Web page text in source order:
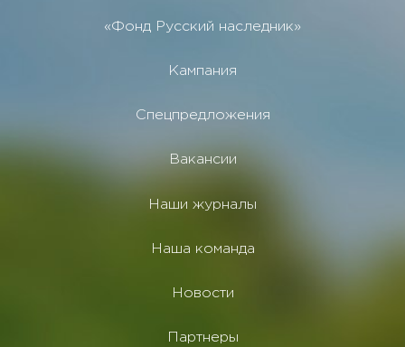
«Фонд Русский наследник»
Кампания
Спецпредложения
Вакансии
Наши журналы
Наша команда
Новости
Партнеры